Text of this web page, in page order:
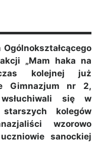
„Mam haka na
kolejnej już
Gimnazjum nr 2,
się w
kolegów
wzorowo
sanockiej